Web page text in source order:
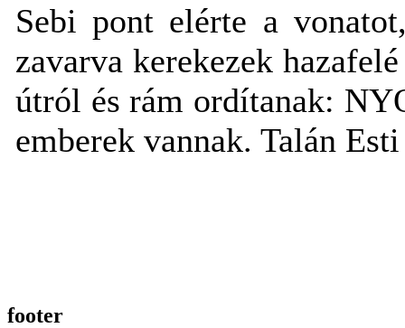
Sebi pont elérte a
zavarva kerekezek
útról és rám ordítanak:
emberek vannak. Talán
footer